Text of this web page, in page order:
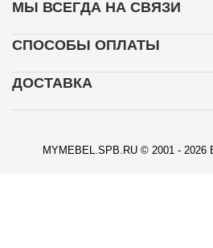
МЫ ВСЕГДА НА СВЯЗИ
СПОСОБЫ ОПЛАТЫ
ДОСТАВКА
MYMEBEL.SPB.RU © 2001 - 2026